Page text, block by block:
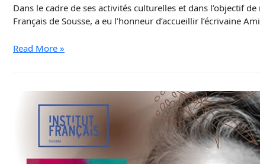
Dans le cadre de ses activités culturelles et dans l’objectif
Français de Sousse, a eu l’honneur d’accueillir l’écrivaine
Read More »